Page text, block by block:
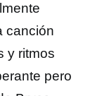
canción
y ritmos
pero